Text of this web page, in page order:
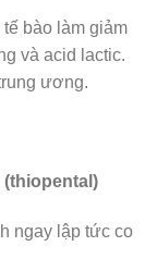
bào làm giảm
và acid lactic.
ương.
ngay lập tức co